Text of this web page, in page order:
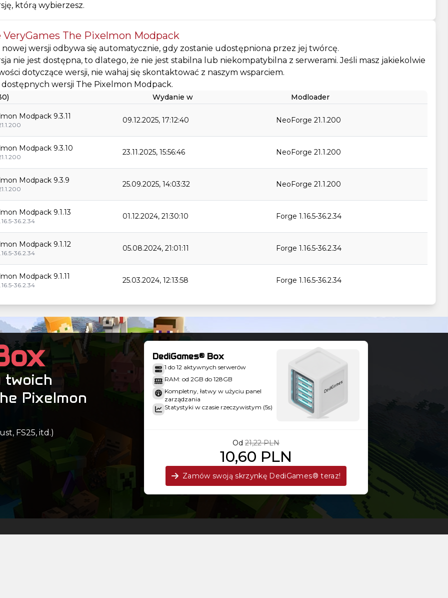
którą wybierzesz.
VeryGames The Pixelmon Modpack
nowej wersji odbywa się automatycznie, gdy zostanie udostępniona przez jej twórcę.
nie jest dostępna, to dlatego, że nie jest stabilna lub niekompatybilna z serwerami. Jeśli masz jakiekolwie
dotyczące wersji, nie wahaj się skontaktować z naszym wsparciem.
wersji The Pixelmon Modpack.
Wydanie w Modloader
Modpack 9.3.11 09.12.2025, 17:12:40 NeoForge 21.1.200
Modpack 9.3.10 23.11.2025, 15:56:46 NeoForge 21.1.200
Modpack 9.3.9 25.09.2025, 14:03:32 NeoForge 21.1.200
Modpack 9.1.13
36.2.34
01.12.2024, 21:30:10 Forge 1.16.5-36.2.34
Modpack 9.1.12
36.2.34
05.08.2024, 21:01:11 Forge 1.16.5-36.2.34
Modpack 9.1.11
36.2.34
25.03.2024, 12:13:58 Forge 1.16.5-36.2.34
36.2.34
Modpack 9.1.9
36.2.34
29.10.2023, 12:46:34
Modpack 9.1.8
36.2.34
25.10.2023, 15:02:43 Forge 1.16.5-36.2.34
Modpack 9.1.7 23.08.2023, 14:17:25 Forge 1.16.5-36.2.34
twoich
Pixelmon
FS25, itd.)
DediGames® Box
1 do 12 aktywnych serwerów
RAM: od 2GB do 128GB
Kompletny, łatwy w użyciu panel
zarządzania
Statystyki w czasie rzeczywistym (5s)
Od 21,22 PLN
10,60 PLN
Zamów swoją skrzynkę DediGames® teraz!